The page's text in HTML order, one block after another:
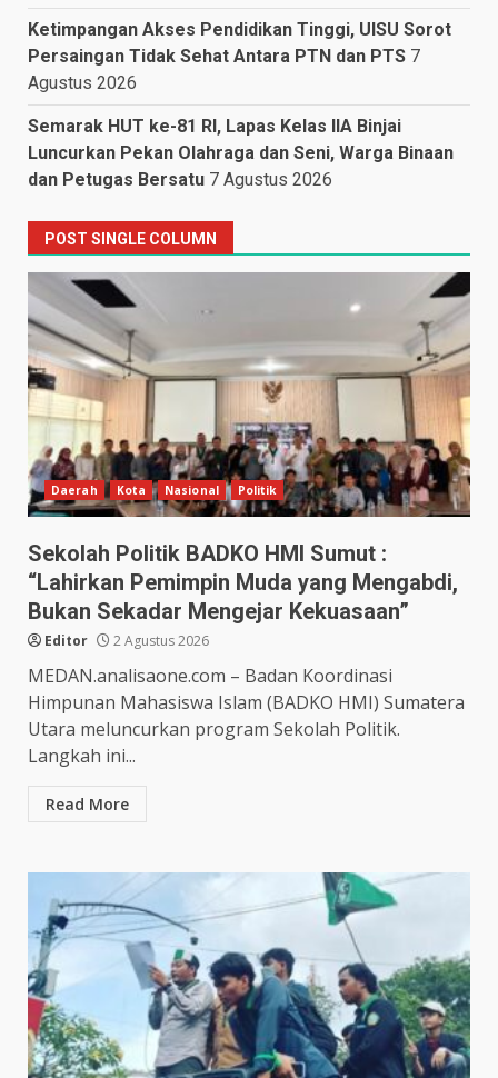
Ketimpangan Akses Pendidikan Tinggi, UISU Sorot
Persaingan Tidak Sehat Antara PTN dan PTS 7
Agustus 2026
Semarak HUT ke-81 RI, Lapas Kelas IIA Binjai
Luncurkan Pekan Olahraga dan Seni, Warga Binaan
dan Petugas Bersatu 7 Agustus 2026
POST SINGLE COLUMN
Daerah Kota Nasional Politik
Sekolah Politik BADKO HMI Sumut :
“Lahirkan Pemimpin Muda yang Mengabdi,
Bukan Sekadar Mengejar Kekuasaan”
Editor 2 Agustus 2026
MEDAN.analisaone.com – Badan Koordinasi
Himpunan Mahasiswa Islam (BADKO HMI) Sumatera
Utara meluncurkan program Sekolah Politik.
Langkah ini...
Read More